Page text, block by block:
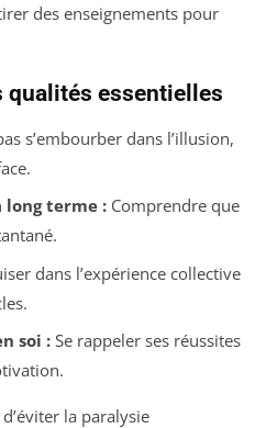
des enseignements pour
qualités essentielles
s’embourber dans l’illusion,
long terme :Comprendre que
dans l’expérience collective
soi :Se rappeler ses réussites
la paralysie